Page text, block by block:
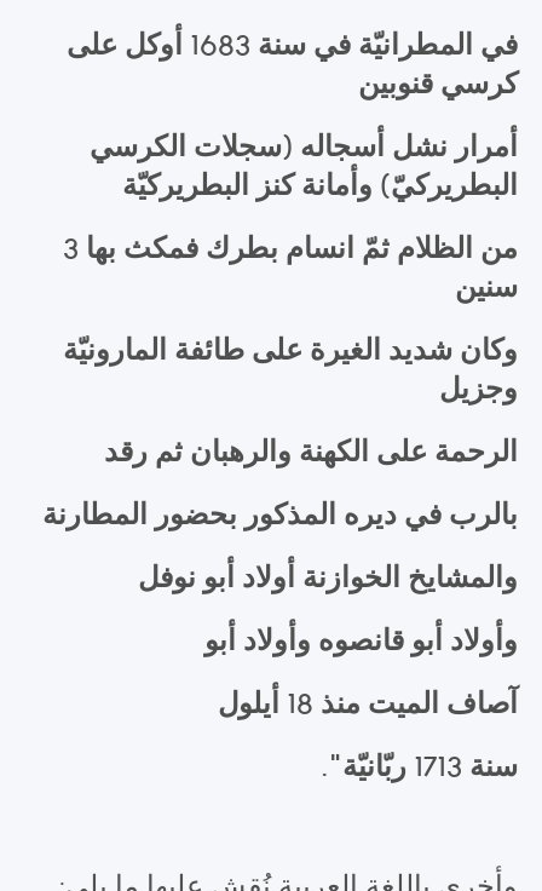
في المطرانيّة في سنة 1683 أوكل على
كرسي قنوبين
أمرار نشل أسجاله (سجلات الكرسي
البطريركيّ) وأمانة كنز البطريركيّة
من الظلام ثمّ انسام بطرك فمكث بها 3
سنين
وكان شديد الغيرة على طائفة المارونيّة
وجزيل
الرحمة على الكهنة والرهبان ثم رقد
بالرب في ديره المذكور بحضور المطارنة
والمشايخ الخوازنة أولاد أبو نوفل
وأولاد أبو قانصوه وأولاد أبو
آصاف الميت منذ 18 أيلول
سنة 1713 ربّانيّة".